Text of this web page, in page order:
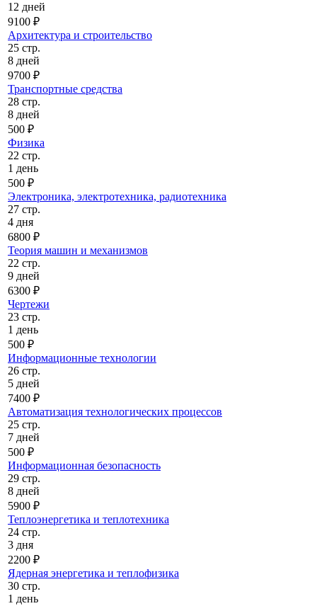
12 дней
9100 ₽
Архитектура и строительство
25 стр.
8 дней
9700 ₽
Транспортные средства
28 стр.
8 дней
500 ₽
Физика
22 стр.
1 день
500 ₽
Электроника, электротехника, радиотехника
27 стр.
4 дня
6800 ₽
Теория машин и механизмов
22 стр.
9 дней
6300 ₽
Чертежи
23 стр.
1 день
500 ₽
Информационные технологии
26 стр.
5 дней
7400 ₽
Автоматизация технологических процессов
25 стр.
7 дней
500 ₽
Информационная безопасность
29 стр.
8 дней
5900 ₽
Теплоэнергетика и теплотехника
24 стр.
3 дня
2200 ₽
Ядерная энергетика и теплофизика
30 стр.
1 день